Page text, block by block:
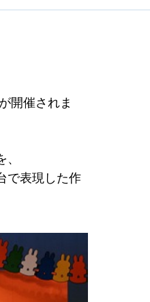
開催されま
で表現した作